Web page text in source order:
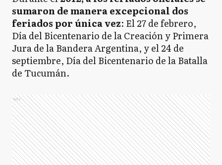
sumaron de manera excepcional dos
feriados por única vez: El 27 de febrero,
Día del Bicentenario de la Creación y Primera
Jura de la Bandera Argentina, y el 24 de
septiembre, Día del Bicentenario de la Batalla
de Tucumán.
Ads